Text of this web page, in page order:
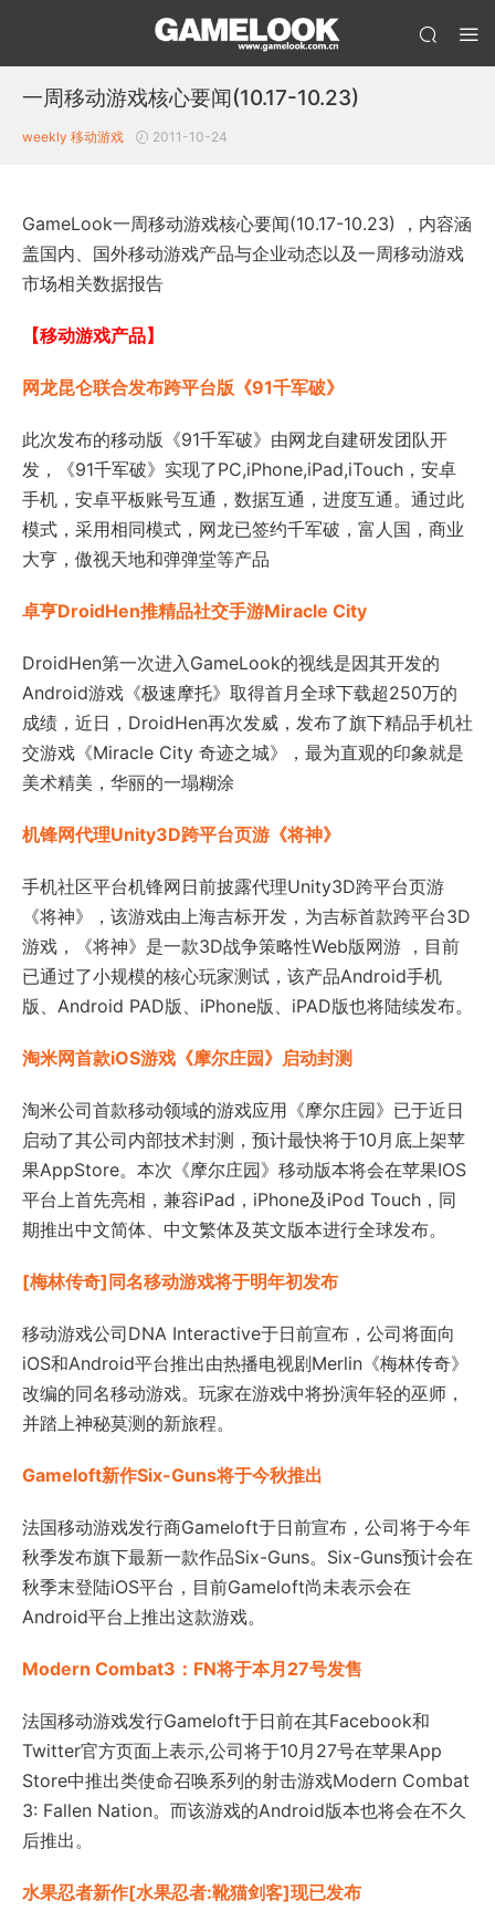
一周移动游戏核心要闻(10.17-10.23)
weekly 移动游戏 2011-10-24
GameLook一周移动游戏核心要闻(10.17-10.23) ，内容涵
盖国内、国外移动游戏产品与企业动态以及一周移动游戏
市场相关数据报告
【移动游戏产品】
网龙昆仑联合发布跨平台版《91千军破》
此次发布的移动版《91千军破》由网龙自建研发团队开
发，《91千军破》实现了PC,iPhone,iPad,iTouch，安卓
手机，安卓平板账号互通，数据互通，进度互通。通过此
模式，采用相同模式，网龙已签约千军破，富人国，商业
大亨，傲视天地和弹弹堂等产品
卓亨DroidHen推精品社交手游Miracle City
DroidHen第一次进入GameLook的视线是因其开发的
Android游戏《极速摩托》取得首月全球下载超250万的
成绩，近日，DroidHen再次发威，发布了旗下精品手机社
交游戏《Miracle City 奇迹之城》，最为直观的印象就是
美术精美，华丽的一塌糊涂
机锋网代理Unity3D跨平台页游《将神》
手机社区平台机锋网日前披露代理Unity3D跨平台页游
《将神》，该游戏由上海吉标开发，为吉标首款跨平台3D
游戏，《将神》是一款3D战争策略性Web版网游 ，目前
已通过了小规模的核心玩家测试，该产品Android手机
版、Android PAD版、iPhone版、iPAD版也将陆续发布。
淘米网首款iOS游戏《摩尔庄园》启动封测
淘米公司首款移动领域的游戏应用《摩尔庄园》已于近日
启动了其公司内部技术封测，预计最快将于10月底上架苹
果AppStore。本次《摩尔庄园》移动版本将会在苹果IOS
平台上首先亮相，兼容iPad，iPhone及iPod Touch，同
期推出中文简体、中文繁体及英文版本进行全球发布。
[梅林传奇]同名移动游戏将于明年初发布
移动游戏公司DNA Interactive于日前宣布，公司将面向
iOS和Android平台推出由热播电视剧Merlin《梅林传奇》
改编的同名移动游戏。玩家在游戏中将扮演年轻的巫师，
并踏上神秘莫测的新旅程。
Gameloft新作Six-Guns将于今秋推出
法国移动游戏发行商Gameloft于日前宣布，公司将于今年
秋季发布旗下最新一款作品Six-Guns。Six-Guns预计会在
秋季末登陆iOS平台，目前Gameloft尚未表示会在
Android平台上推出这款游戏。
Modern Combat3：FN将于本月27号发售
法国移动游戏发行Gameloft于日前在其Facebook和
Twitter官方页面上表示,公司将于10月27号在苹果App
Store中推出类使命召唤系列的射击游戏Modern Combat
3: Fallen Nation。而该游戏的Android版本也将会在不久
后推出。
水果忍者新作[水果忍者:靴猫剑客]现已发布